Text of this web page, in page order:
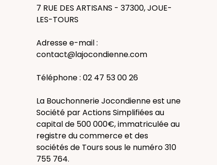
7 RUE DES ARTISANS - 37300, JOUE-
LES-TOURS
Adresse e-mail :
contact@lajocondienne.com
Téléphone : 02 47 53 00 26
La Bouchonnerie Jocondienne est une
Société par Actions Simplifiées au
capital de 500 000€, immatriculée au
registre du commerce et des
sociétés de Tours sous le numéro 310
755 764.